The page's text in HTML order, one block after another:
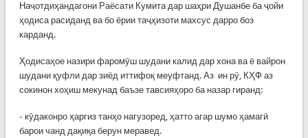
Наҷотдиҳандагони Раёсати Кумита дар шаҳри Душанбе ба ҷойи
ҳодиса расиданд ва бо ёрии таҷҳизоти махсус дарро боз
карданд.
Ҳодисаҳое назири фаромӯш шудани калид дар хона ва ё вайрон
шудани қуфли дар зиёд иттифоқ меуфтанд. Аз ин рӯ, КҲФ аз
сокинон хоҳиш мекунад баъзе тавсияҳоро ба назар гиранд:
- кӯдаконро ҳаргиз танҳо нагузоред, ҳатто агар шумо ҳамагӣ
барои чанд дақиқа берун меравед.